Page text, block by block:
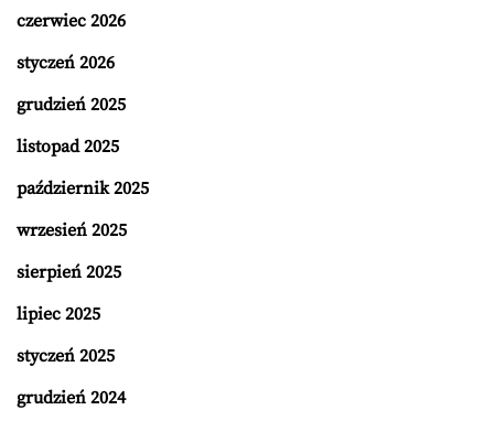
czerwiec 2026
styczeń 2026
grudzień 2025
listopad 2025
październik 2025
wrzesień 2025
sierpień 2025
lipiec 2025
styczeń 2025
grudzień 2024